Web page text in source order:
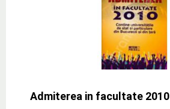
Admiterea in facultate 2010